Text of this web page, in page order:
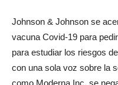
Johnson & Johnson se
vacuna Covid-19 para
para estudiar los riesgos
con una sola voz sobre la
como Moderna Inc. se